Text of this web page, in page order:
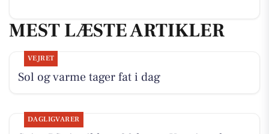
MEST LÆSTE ARTIKLER
VEJRET
Sol og varme tager fat i dag
DAGLIGVARER